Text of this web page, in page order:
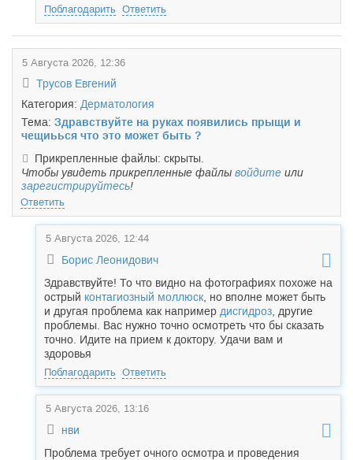
Поблагодарить Ответить
5 Августа 2026, 12:36
Трусов Евгений
Категория: Дерматология
Тема: Здравствуйте на руках появились прыщи и
чещиьься что это может быть ?
Прикрепленные файлы: скрыты.
Чтобы увидеть прикрепленные файлы войдите или
зарегистрируйтесь!
Ответить
5 Августа 2026, 12:44
Борис Леонидович
Здравствуйте! То что видно на фотографиях похоже на
острый контагиозный моллюск , но вполне может быть
и другая проблема как например дисгидроз , другие
проблемы. Вас нужно точно осмотреть что бы сказать
точно. Идите на прием к доктору. Удачи вам и
здоровья
Поблагодарить Ответить
5 Августа 2026, 13:16
нви
Проблема требует очного осмотра и проведения